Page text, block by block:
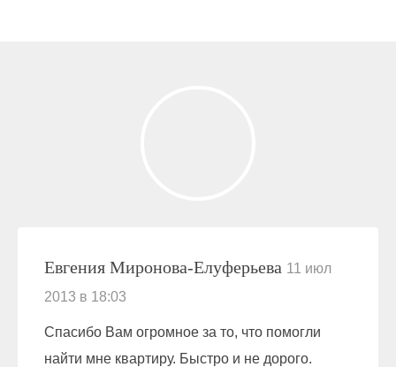
Евгения Миронова-Елуферьева 11 июл
2013 в 18:03
Спасибо Вам огромное за то, что помогли
найти мне квартиру. Быстро и не дорого.